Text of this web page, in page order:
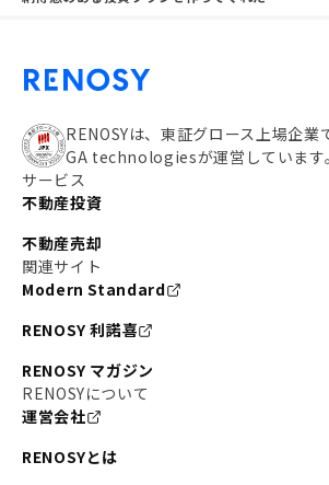
RENOSYは、東証グロース上場企業
GA technologiesが運営しています。
サービス
不動産投資
不動産売却
関連サイト
Modern Standard
RENOSY 利諾喜
RENOSY マガジン
RENOSYについて
運営会社
RENOSYとは